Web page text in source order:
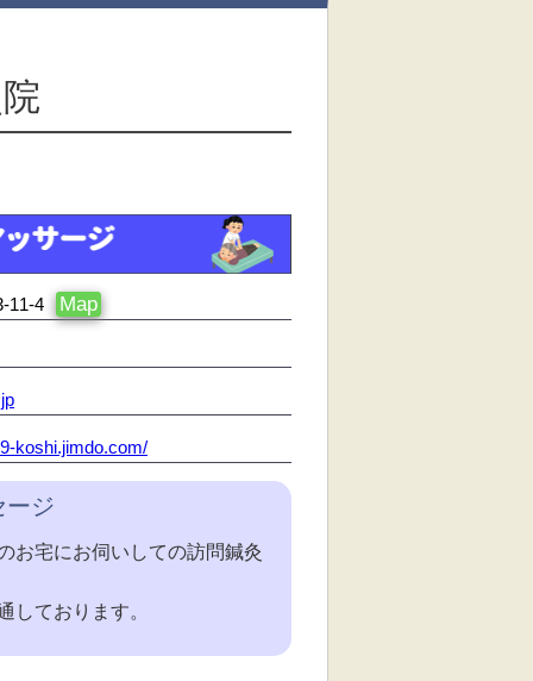
11-4 Map
koshi.jimdo.com/
ージ
お宅にお伺いしての訪問鍼灸
しております。